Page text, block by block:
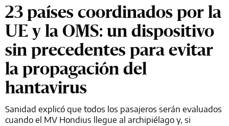
23 países coordinados por la
UE y la OMS: un dispositivo
sin precedentes para evitar
la propagación del
hantavirus
Sanidad explicó que todos los pasajeros serán evaluados
cuando el MV Hondius llegue al archipiélago y, si